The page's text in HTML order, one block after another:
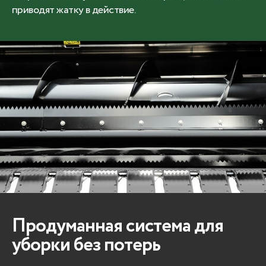
приводят жатку в действие.
Продуманная система для
уборки без потерь